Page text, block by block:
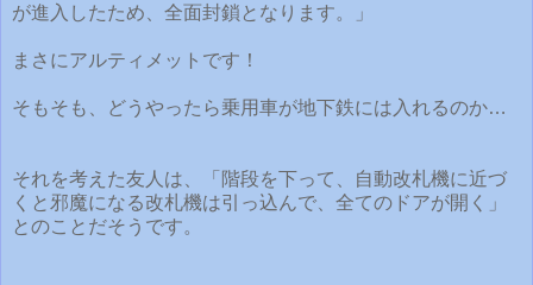
が進入したため、全面封鎖となります。」
まさにアルティメットです！
そもそも、どうやったら乗用車が地下鉄には入れるのか…
それを考えた友人は、「階段を下って、自動改札機に近づ
くと邪魔になる改札機は引っ込んで、全てのドアが開く」
とのことだそうです。